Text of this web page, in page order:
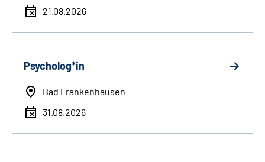
21.08.2026
Psycholog*in
Bad Frankenhausen
31.08.2026